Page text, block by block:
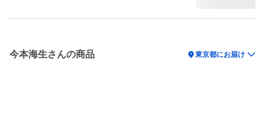
今本海生さんの商品 location_on東京都にお届け